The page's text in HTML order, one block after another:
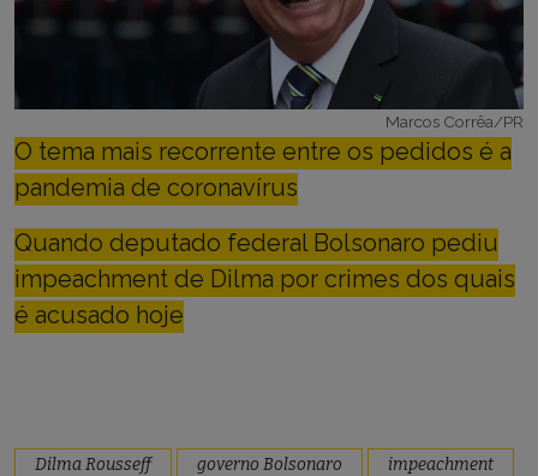
Marcos Corrêa/PR
O tema mais recorrente entre os pedidos é a
pandemia de coronavírus
Quando deputado federal Bolsonaro pediu
impeachment de Dilma por crimes dos quais
é acusado hoje
Dilma Rousseff governo Bolsonaro
impeachment